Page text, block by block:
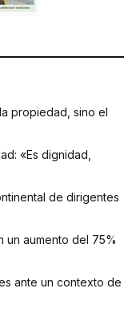
propiedad, sino el
«Es dignidad,
de dirigentes
un aumento del 75%
ante un contexto de